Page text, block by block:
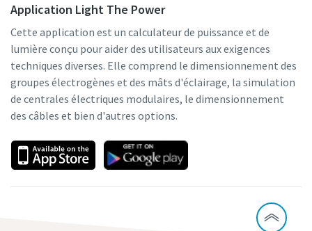
Application Light The Power
Cette application est un calculateur de puissance et de
lumière conçu pour aider des utilisateurs aux exigences
techniques diverses. Elle comprend le dimensionnement des
groupes électrogènes et des mâts d'éclairage, la simulation
de centrales électriques modulaires, le dimensionnement
des câbles et bien d'autres options.